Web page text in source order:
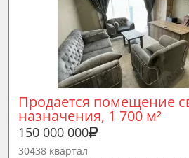
Продается помещение
назначения, 1 700 м²
150 000 000
30438 квартал